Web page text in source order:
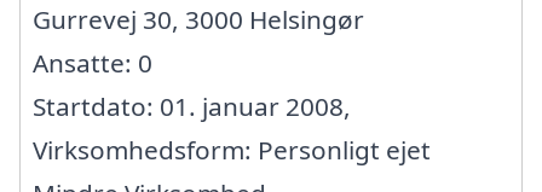
Gurrevej 30, 3000 Helsingør
Ansatte: 0
Startdato: 01. januar 2008,
Virksomhedsform: Personligt ejet